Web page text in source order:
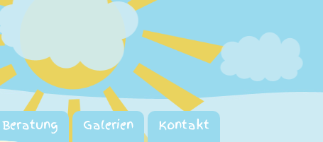
Beratung Galerien Kontakt